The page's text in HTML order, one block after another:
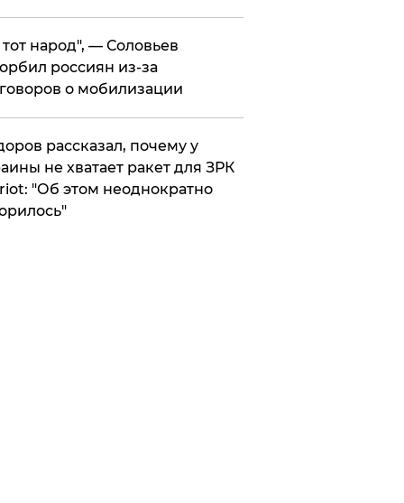
народ", — Соловьев
россиян из-за
о мобилизации
рассказал, почему у
не хватает ракет для ЗРК
"Об этом неоднократно